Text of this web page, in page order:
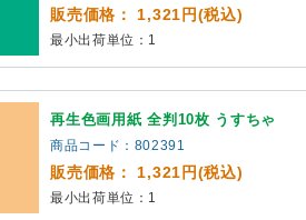
販売価格： 1,321円(税込)
最小出荷単位：1
再生色画用紙 全判10枚 うすちゃ
商品コード：802391
販売価格： 1,321円(税込)
最小出荷単位：1